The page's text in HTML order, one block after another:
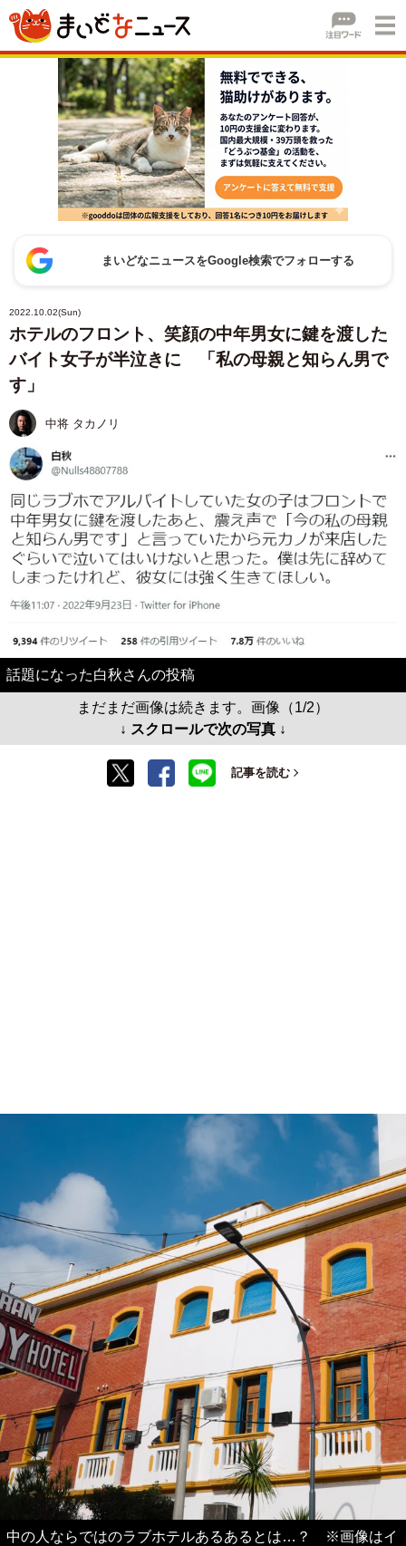
まいどなニュースをGoogle検索でフォローする
2022.10.02(Sun)
ホテルのフロント、笑顔の中年男女に鍵を渡した
バイト女子が半泣きに 「私の母親と知らん男で
す」
中将 タカノリ
話題になった白秋さんの投稿
まだまだ画像は続きます。画像（1/2）
↓ スクロールで次の写真 ↓
記事を読む
中の人ならではのラブホテルあるあるとは…？ ※画像はイ